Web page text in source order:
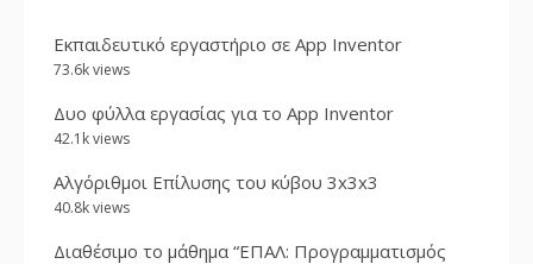
Εκπαιδευτικό εργαστήριο σε App Inventor
73.6k views
Δυο φύλλα εργασίας για το App Inventor
42.1k views
Αλγόριθμοι Επίλυσης του κύβου 3x3x3
40.8k views
Διαθέσιμο το μάθημα “ΕΠΑΛ: Προγραμματισμός